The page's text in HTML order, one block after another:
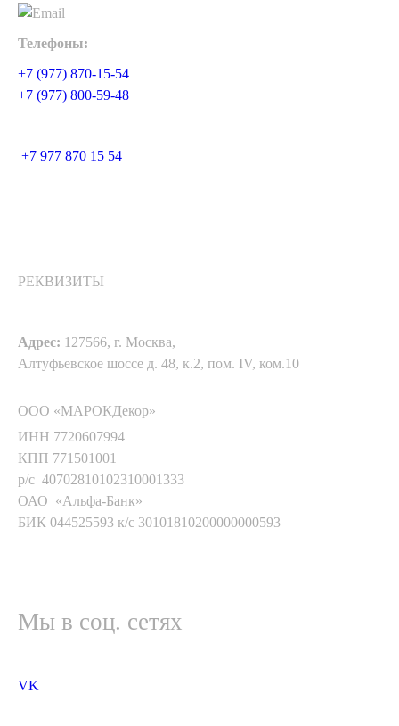
Телефоны:
+7 (977) 870-15-54
+7 (977) 800-59-48
+7 977 870 15 54
РЕКВИЗИТЫ
Адрес: 127566, г. Москва,
Алтуфьевское шоссе д. 48, к.2, пом. IV, ком.10
ООО «МАРОКДекор»
ИНН 7720607994
КПП 771501001
р/с 40702810102310001333
ОАО «Альфа-Банк»
БИК 044525593 к/с 30101810200000000593
Мы в соц. сетях
VK